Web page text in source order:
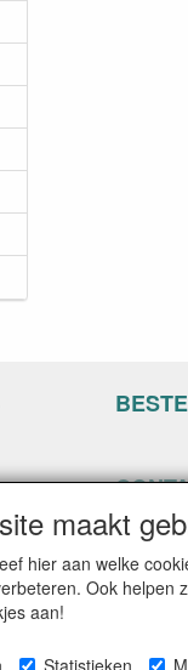
3861
maakt
hier aan welke
Ook
aan!
Statistieken